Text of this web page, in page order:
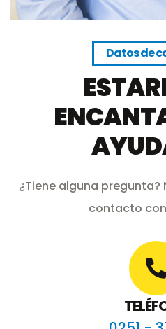
Datos de
¿Tiene alguna pregunta?
contacto